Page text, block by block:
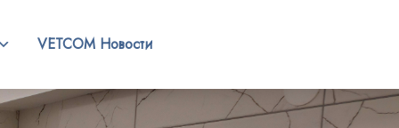
VETCOM Новости